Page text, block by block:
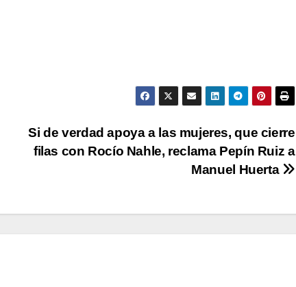
Si de verdad apoya a las mujeres, que cierre
filas con Rocío Nahle, reclama Pepín Ruiz a
Manuel Huerta